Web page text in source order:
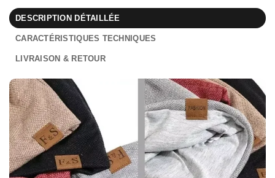
DESCRIPTION DÉTAILLÉE
CARACTÉRISTIQUES TECHNIQUES
LIVRAISON & RETOUR